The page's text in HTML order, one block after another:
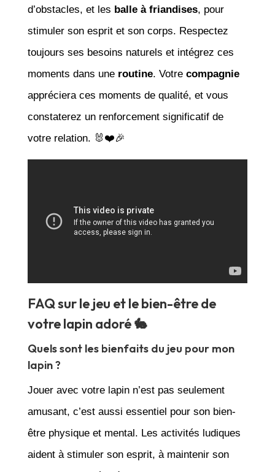
d’obstacles, et les balle à friandises, pour
stimuler son esprit et son corps. Respectez
toujours ses besoins naturels et intégrez ces
moments dans une routine. Votre compagnie
appréciera ces moments de qualité, et vous
constaterez un renforcement significatif de
votre relation. 🐰❤️🎉
FAQ sur le jeu et le bien-être de
votre lapin adoré 🐇
Quels sont les bienfaits du jeu pour mon
lapin ?
Jouer avec votre lapin n’est pas seulement
amusant, c’est aussi essentiel pour son bien-
être physique et mental. Les activités ludiques
aident à stimuler son esprit, à maintenir son